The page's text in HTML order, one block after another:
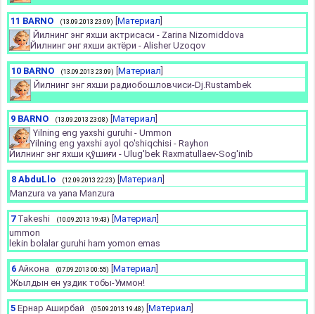
11 BARNO (13.09.2013 23:09) Материал
Йилнинг энг яхши актрисаси - Zarina Nizomiddova
Йилнинг энг яхши актёри - Alisher Uzoqov
10 BARNO (13.09.2013 23:09) Материал
Йилнинг энг яхши радиобошловчиси-Dj.Rustambek
9 BARNO (13.09.2013 23:08) Материал
Yilning eng yaxshi guruhi - Ummon
Yilning eng yaxshi ayol qo'shiqchisi - Rayhon
Йилнинг энг яхши қўшиғи - Ulug'bek Raxmatullaev-Sog'inib
8 AbduLlo (12.09.2013 22:23) Материал
Manzura va yana Manzura
7Takeshi (10.09.2013 19:43) Материал
ummon
lekin bolalar guruhi ham yomon emas
6 Айкона (07.09.2013 00:55) Материал
Жылдын ен уздик тобы-Уммон!
5 Ернар Аширбай (05.09.2013 19:48) Материал